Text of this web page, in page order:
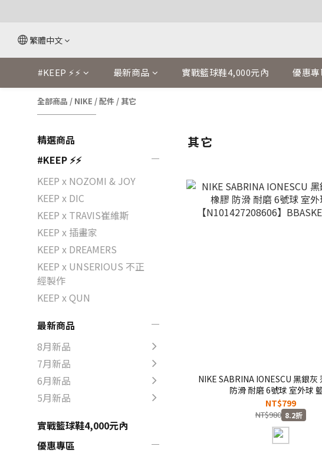
繁體中文
#KEEP ⚡⚡ 最新商品 實戰籃球鞋4,000元內 優惠專
全部商品 / NIKE /配件 /其它
精選商品
#KEEP ⚡⚡
KEEP x NOZOMI & JOY
KEEP x DIC
KEEP x TRAVIS崔維斯
KEEP x 插畫家
KEEP x DREAMERS
KEEP x UNSERIOUS 不正
經製作
KEEP x QUN
最新商品
8月新品
7月新品
6月新品
5月新品
實戰籃球鞋4,000元內
優惠專區
其它
NIKE SABRINA IONESCU 黑銀灰
防滑 耐磨 6號球 室外球
【N101427208606】
NT$799
NT$980 8.2折